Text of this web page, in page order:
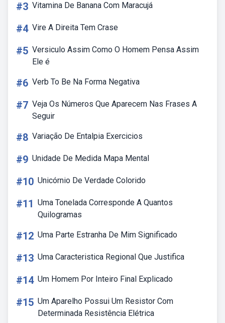
#3 Vitamina De Banana Com Maracujá
#4 Vire A Direita Tem Crase
#5 Versiculo Assim Como O Homem Pensa Assim
Ele é
#6 Verb To Be Na Forma Negativa
#7 Veja Os Números Que Aparecem Nas Frases A
Seguir
#8 Variação De Entalpia Exercicios
#9 Unidade De Medida Mapa Mental
#10 Unicórnio De Verdade Colorido
#11 Uma Tonelada Corresponde A Quantos
Quilogramas
#12 Uma Parte Estranha De Mim Significado
#13 Uma Caracteristica Regional Que Justifica
#14 Um Homem Por Inteiro Final Explicado
#15 Um Aparelho Possui Um Resistor Com
Determinada Resistência Elétrica